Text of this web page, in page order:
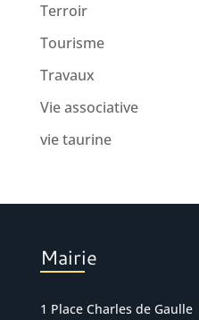
Terroir
Tourisme
Travaux
Vie associative
vie taurine
Mairie
1 Place Charles de Gaulle